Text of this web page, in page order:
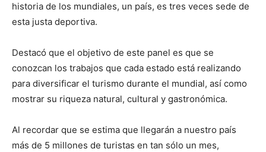
historia de los mundiales, un país, es tres veces sede de
esta justa deportiva.
Destacó que el objetivo de este panel es que se
conozcan los trabajos que cada estado está realizando
para diversificar el turismo durante el mundial, así como
mostrar su riqueza natural, cultural y gastronómica.
Al recordar que se estima que llegarán a nuestro país
más de 5 millones de turistas en tan sólo un mes,